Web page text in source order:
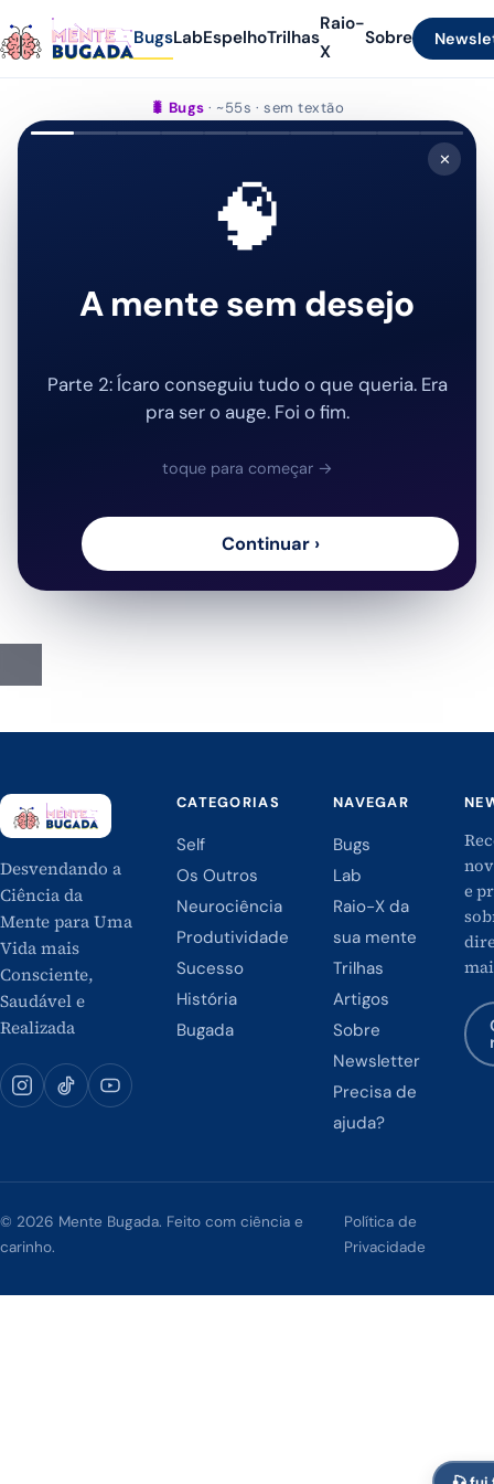
BugsLabEspelhoTrilhas
Raio-
X
Sobre
🐛 Bugs · ~55s · sem textão
Desvendando a
Ciência da
Mente para Uma
Vida mais
Consciente,
Saudável e
Realizada
CATEGORIAS
Self
Os Outros
Neurociência
Produtividade
Sucesso
História
Bugada
NAVEGAR
Bugs
Lab
Raio-X da
sua mente
Trilhas
Artigos
Sobre
Newsletter
Precisa de
ajuda?
e
© 2026 Mente Bugada. Feito com ciência e
carinho.
Política de
Privacidade